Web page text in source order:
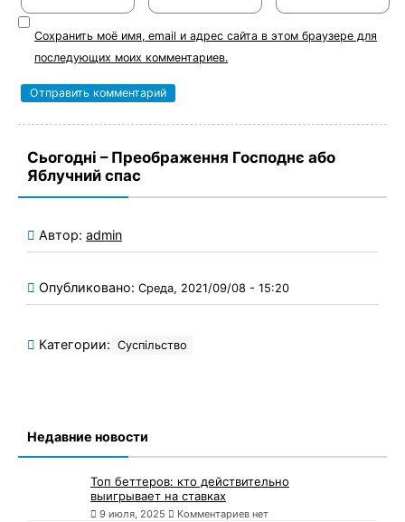
Сохранить моё имя, email и адрес сайта в этом браузере для
последующих моих комментариев.
Сьогодні – Преображення Господнє або
Яблучний спас
Автор: admin
Опубликовано: Среда, 2021/09/08 - 15:20
Категории: Суспільство
Недавние новости
Топ беттеров: кто действительно
выигрывает на ставках
9 июля, 2025 Комментариев нет